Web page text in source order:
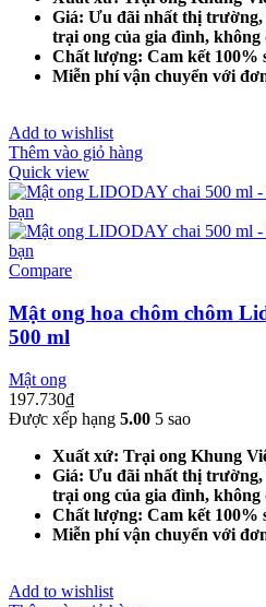
Giá: Ưu đãi nhất thị
trại ong của gia đình,
Chất lượng: Cam kết 100%
Miễn phí vận chuyển với
Add to wishlist
Thêm vào giỏ hàng
Quick view
Compare
Mật ong hoa chôm chôm
500 ml
Mật ong
197.730₫
Được xếp hạng 5.00 5 sao
Xuất xứ: Trại ong Khung
Giá: Ưu đãi nhất thị
trại ong của gia đình,
Chất lượng: Cam kết 100%
Miễn phí vận chuyển với
Add to wishlist